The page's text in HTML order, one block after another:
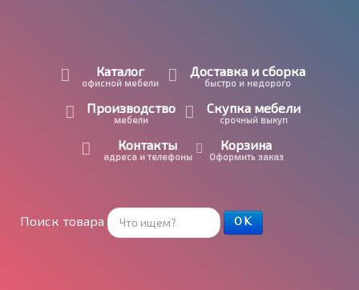
Каталог
офисной мебели
Доставка и сборка
быстро и недорого
Производство
мебели
Скупка мебели
срочный выкуп
Контакты
адреса и телефоны
Корзина
Оформить заказ
Поиск товара ОК